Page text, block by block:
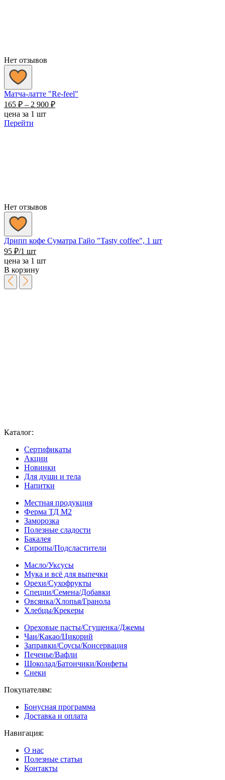
Нет отзывов
Матча-латте "Re-feel"
165 ₽ – 2 900 ₽Диапазон
цена за 1 шт
Перейти
Нет отзывов
Дрипп кофе Суматра Гайо "Tasty coffee", 1 шт
95 ₽/1 шт
цена за 1 шт
В корзину
Каталог:
Сертификаты
Акции
Новинки
Для души и тела
Напитки
Местная продукция
Ферма ТД М2
Заморозка
Полезные сладости
Бакалея
Сиропы/Подсластители
Масло/Уксусы
Мука и всё для выпечки
Орехи/Сухофрукты
Специи/Семена/Добавки
Овсянка/Хлопья/Гранола
Хлебцы/Крекеры
Ореховые пасты/Сгущенка/Джемы
Чаи/Какао/Цикорий
Заправки/Соусы/Консервация
Печенье/Вафли
Шоколад/Батончики/Конфеты
Снеки
Покупателям:
Бонусная программа
Доставка и оплата
Навигация:
О нас
Полезные статьи
Контакты